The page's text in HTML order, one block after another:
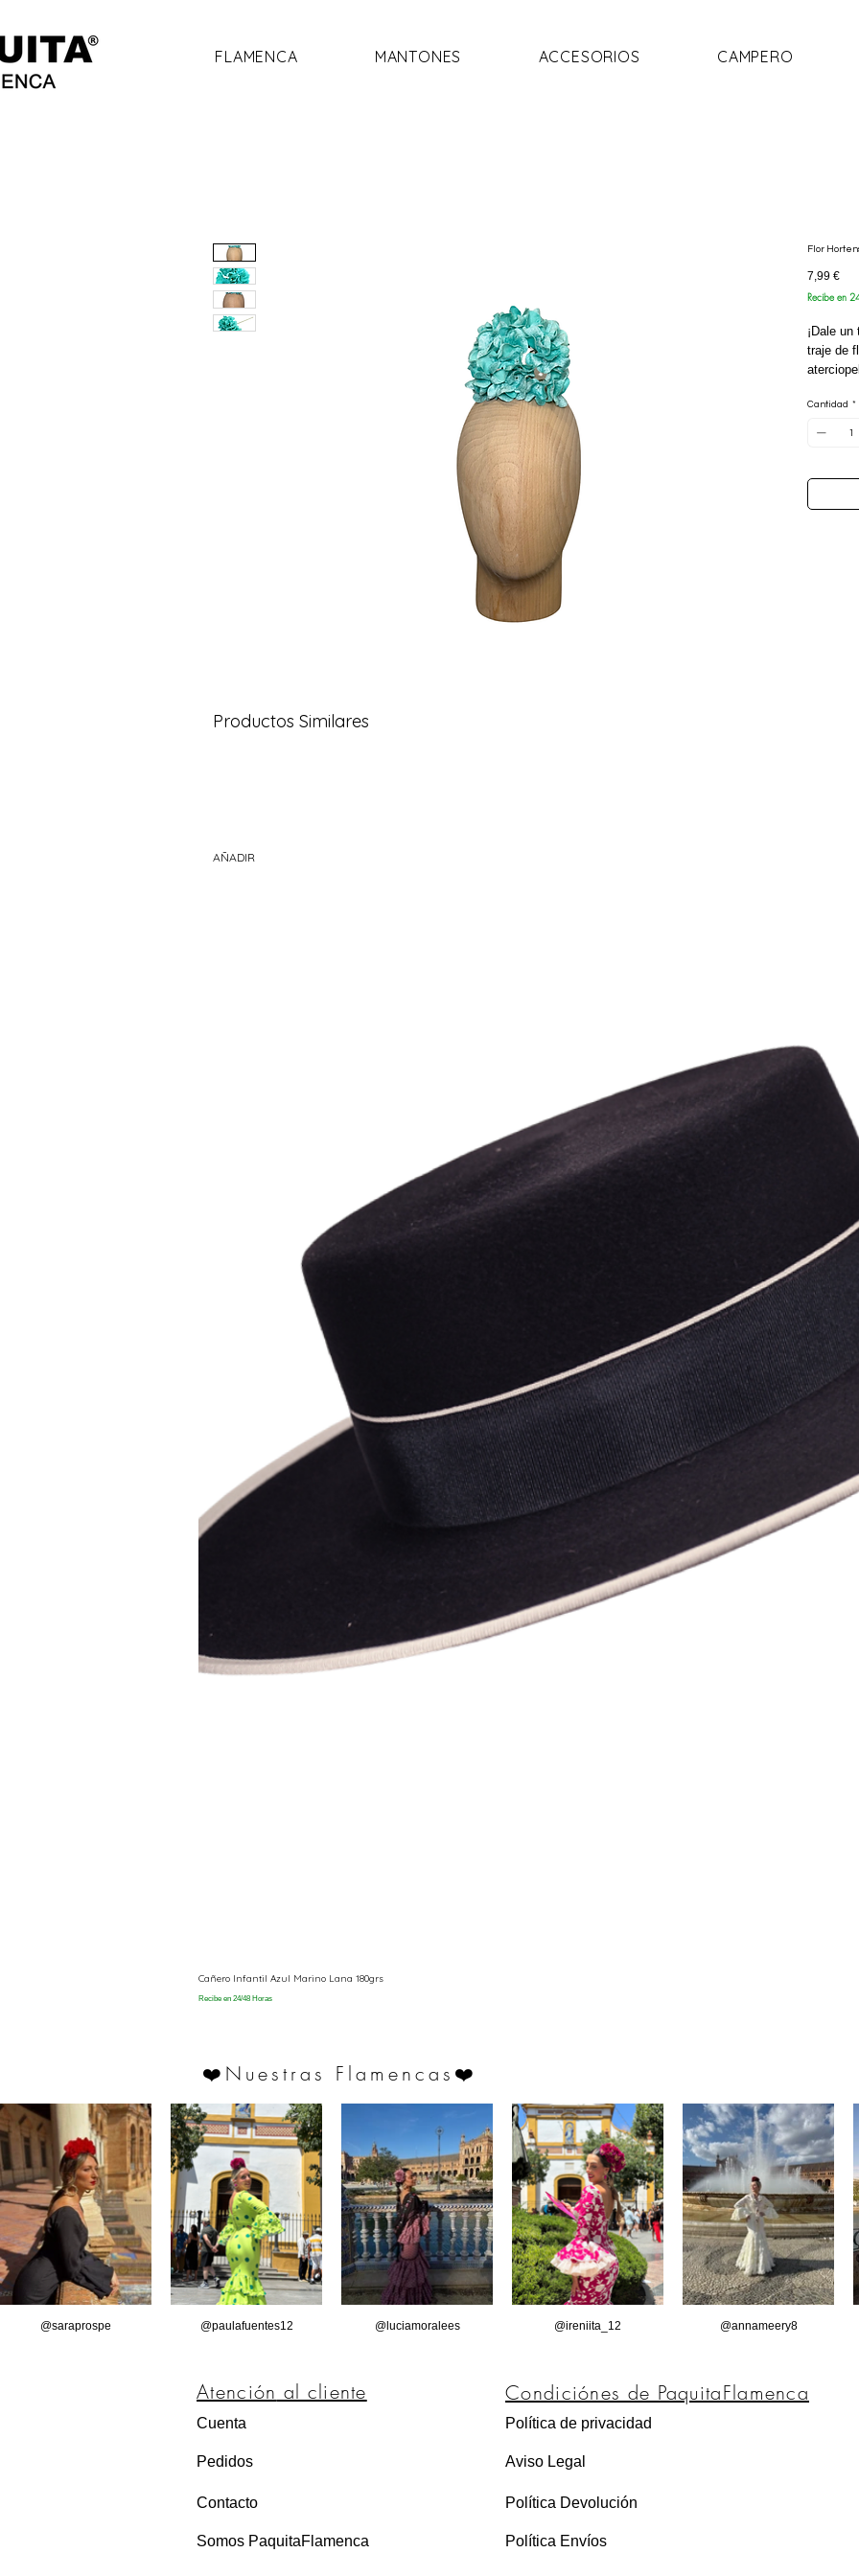
FLAMENCA MANTONES ACCESORIOS CAMPERO
Flor
7,99 €
Recibe en
¡Dale
traje de
diámetro
tu
Cantidad *
Productos Similares
AÑADIR
Cañero Infantil Azul Marino Lana 180grs
Recibe en 24/48 Horas
❤️ Nuestras Flamencas ❤️
@saraprospe @paulafuentes12 @luciamoralees @ireniita_12 @annameery8
Atención al cliente
Cuenta
Pedidos
Contacto
Somos PaquitaFlamenca
Condiciónes de PaquitaFlamenca
Política de privacidad
Aviso Legal
Política Devolución
Política Envíos